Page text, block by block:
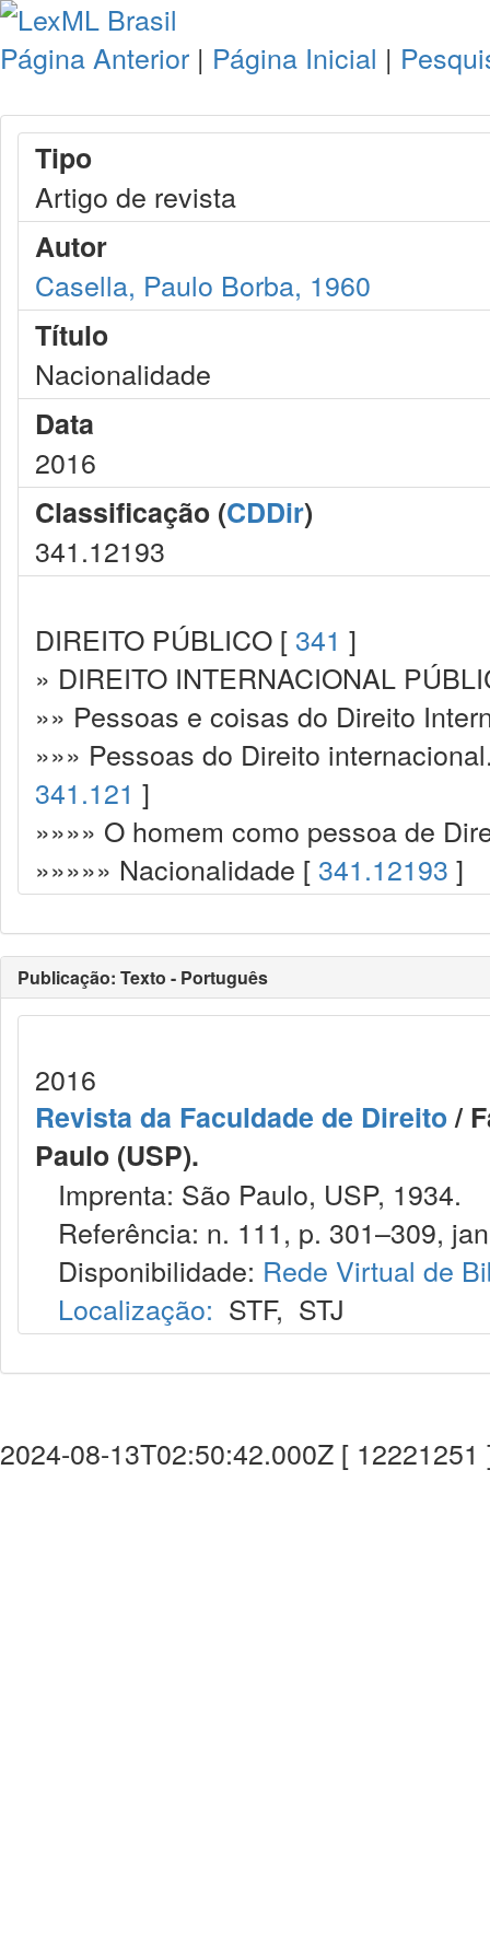
Página Anterior | Página Inicial |
Tipo
Artigo de revista
Autor
Casella, Paulo Borba, 1960
Título
Nacionalidade
Data
2016
Classificação (CDDir)
341.12193
DIREITO PÚBLICO [ 341 ]
» DIREITO INTERNACIONAL
»» Pessoas e coisas do Direito
»»» Pessoas do Direito
341.121 ]
»»»» O homem como pessoa de
»»»»» Nacionalidade [ 341.12193 ]
Publicação: Texto - Português
2016
Revista da Faculdade de Direito/
Paulo (USP).
Imprenta: São Paulo, USP, 1934.
Referência: n. 111, p. 301–309,
Disponibilidade: Rede Virtual de
Localização: STF, STJ
2024-08-13T02:50:42.000Z [ 12221251